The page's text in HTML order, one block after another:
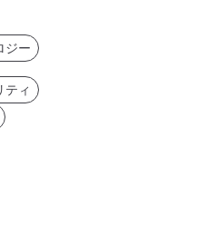
ジー
ティ